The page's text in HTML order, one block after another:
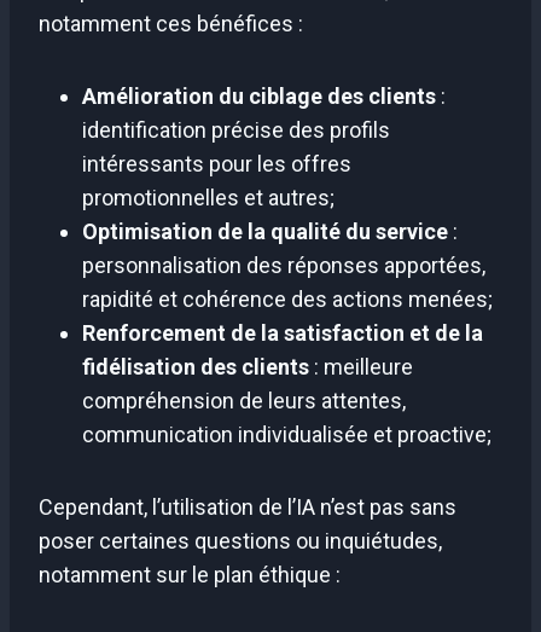
notamment ces bénéfices :
Amélioration du ciblage des clients :
identification précise des profils
intéressants pour les offres
promotionnelles et autres;
Optimisation de la qualité du service :
personnalisation des réponses apportées,
rapidité et cohérence des actions menées;
Renforcement de la satisfaction et de la
fidélisation des clients : meilleure
compréhension de leurs attentes,
communication individualisée et proactive;
Cependant, l’utilisation de l’IA n’est pas sans
poser certaines questions ou inquiétudes,
notamment sur le plan éthique :